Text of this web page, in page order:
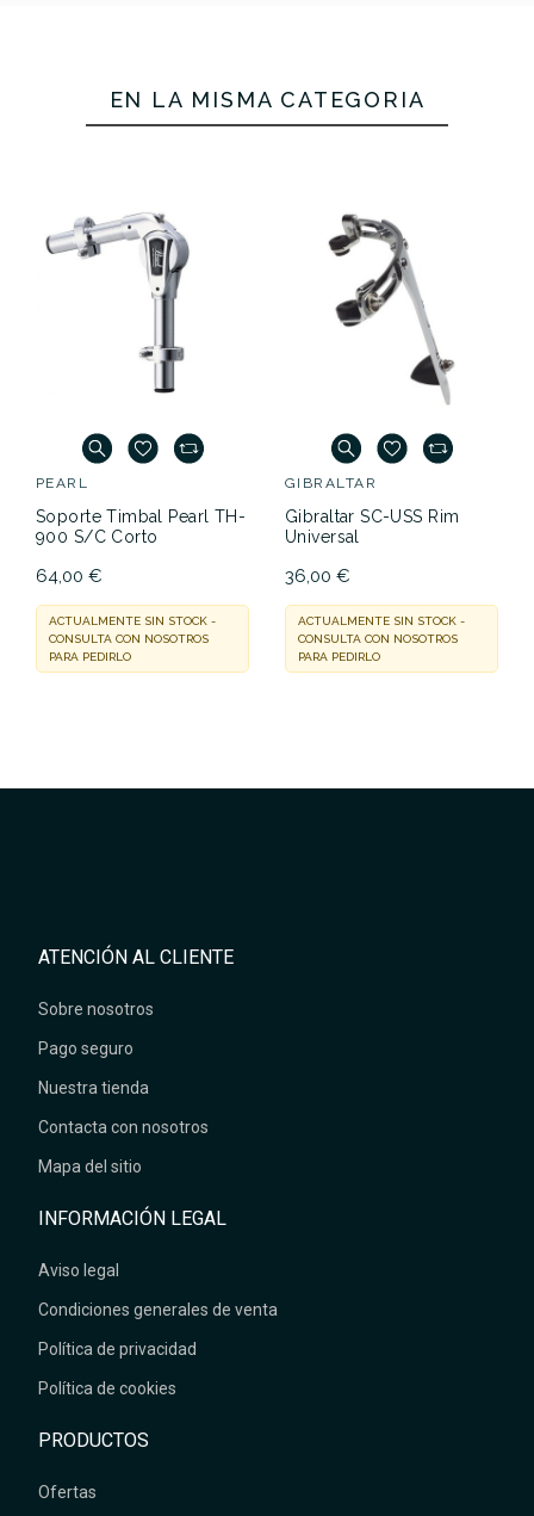
Soporte Timbal Pearl
TH-900 S/C Corto
Soporte Tom Brazo
Hexagonal
No hay características para comparar
EN LA MISMA CATEGORÍA
PEARL
Soporte Timbal Pearl TH-
900 S/C Corto
64,00 €
ACTUALMENTE SIN STOCK -
CONSULTA CON NOSOTROS
PARA PEDIRLO
GIBRALTAR
Gibraltar SC-USS Rim
Universal
36,00 €
ACTUALMENTE SIN STOCK -
CONSULTA CON NOSOTROS
PARA PEDIRLO
ATENCIÓN AL CLIENTE
Sobre nosotros
Pago seguro
Nuestra tienda
Contacta con nosotros
Mapa del sitio
INFORMACIÓN LEGAL
Aviso legal
Condiciones generales de venta
Política de privacidad
Política de cookies
PRODUCTOS
Ofertas